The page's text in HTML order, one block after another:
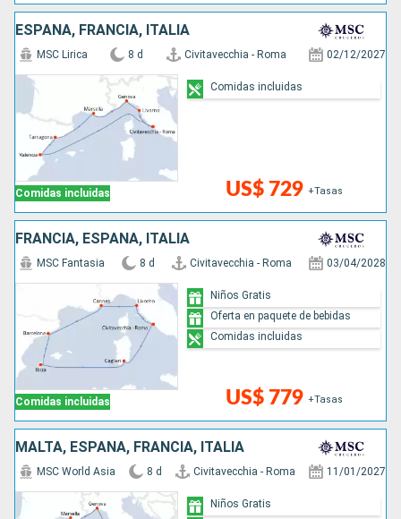
ESPAÑA, FRANCIA, ITALIA
Comidas incluidas
MSC Lirica 8 d Civitavecchia - Roma 02/12/2027
US$ 729 +Tasas
Comidas incluidas
FRANCIA, ESPAÑA, ITALIA
Comidas incluidas
MSC Fantasia 8 d Civitavecchia - Roma 03/04/2028
US$ 779 +Tasas
Niños Gratis
Oferta en paquete de bebidas
Comidas incluidas
MALTA, ESPAÑA, FRANCIA, ITALIA
MSC World Asia 8 d Civitavecchia - Roma 11/01/2027
Niños Gratis